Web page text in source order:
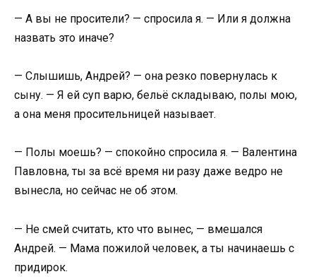
— А вы не просители? — спросила я. — Или я должна
назвать это иначе?
— Слышишь, Андрей? — она резко повернулась к
сыну. — Я ей суп варю, бельё складываю, полы мою,
а она меня просительницей называет.
— Полы моешь? — спокойно спросила я. — Валентина
Павловна, ты за всё время ни разу даже ведро не
вынесла, но сейчас не об этом.
— Не смей считать, кто что вынес, — вмешался
Андрей. — Мама пожилой человек, а ты начинаешь с
придирок.